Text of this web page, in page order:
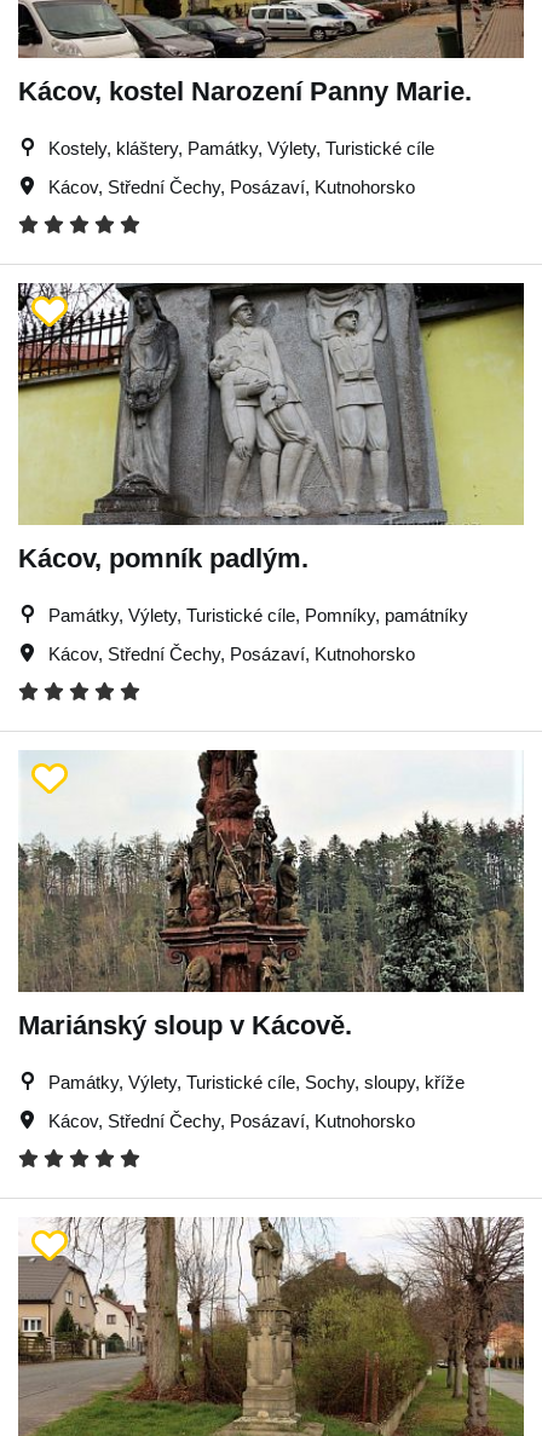
Kácov, kostel Narození Panny Marie.
Kostely, kláštery, Památky, Výlety, Turistické cíle
Kácov, Střední Čechy, Posázaví, Kutnohorsko
Kácov, pomník padlým.
Památky, Výlety, Turistické cíle, Pomníky, památníky
Kácov, Střední Čechy, Posázaví, Kutnohorsko
Mariánský sloup v Kácově.
Památky, Výlety, Turistické cíle, Sochy, sloupy, kříže
Kácov, Střední Čechy, Posázaví, Kutnohorsko